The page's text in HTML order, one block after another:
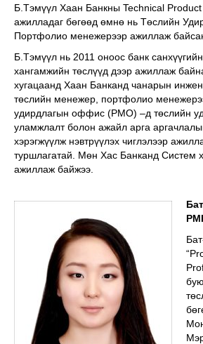
Б.Тэмүүл Хаан Банкны Technical
ажилладаг бөгөөд өмнө нь Төслийн
Портфолио менежерээр ажиллаж
Б.Тэмүүл нь 2011 оноос банк
хангамжийн төслүүд дээр ажиллаж
хугацаанд Хаан Банканд чанарын
төслийн менежер, портфолио
удирдлагын оффис (PMO) –д төслийн
уламжлалт болон ажайл арга
хэрэгжүүлж нэвтрүүлэх чиглэлээр
туршлагатай. Мөн Хас Банканд Систем
ажиллаж байжээ.